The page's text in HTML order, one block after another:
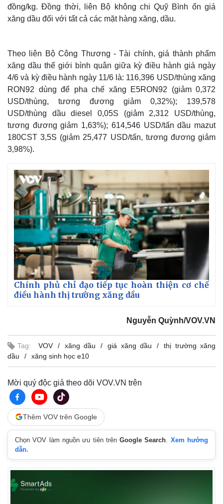
Thế giới
Quan sát
Cuộc sống đó đây
Hồ sơ
Multimedia
Video
Ảnh
E-Magazine
Infographic
đồng/kg. Đồng thời, liên Bộ không chi Quỹ Bình ổn giá
xăng dầu đối với tất cả các mặt hàng xăng, dầu.
Theo liên Bộ Công Thương - Tài chính, giá thành phẩm
xăng dầu thế giới bình quân giữa kỳ điều hành giá ngày
4/6 và kỳ điều hành ngày 11/6 là: 116,396 USD/thùng xăng
RON92 dùng để pha chế xăng E5RON92 (giảm 0,372
USD/thùng, tương đương giảm 0,32%); 139,578
USD/thùng dầu diesel 0,05S (giảm 2,312 USD/thùng,
tương đương giảm 1,63%); 614,546 USD/tấn dầu mazut
180CST 3,5S (giảm 25,477 USD/tấn, tương đương giảm
3,98%).
Chính phủ chỉ đạo tiếp tục hoàn thiện cơ chế
điều hành thị trường xăng dầu
Nguyễn Quỳnh/VOV.VN
Tag: VOV xăng dầu giá xăng dầu
thị trường xăng
dầu
xăng sinh học e10
Mời quý độc giả theo dõi VOV.VN trên
Thêm VOV trên Google
Chọn VOV làm nguồn ưu tiên trênGoogle Search
Xem hướng
dẫn.